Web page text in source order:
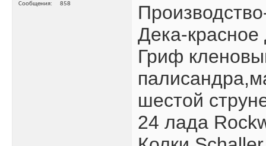
Сообщения
858
Дека-красное
Гриф
шестой
24 лада